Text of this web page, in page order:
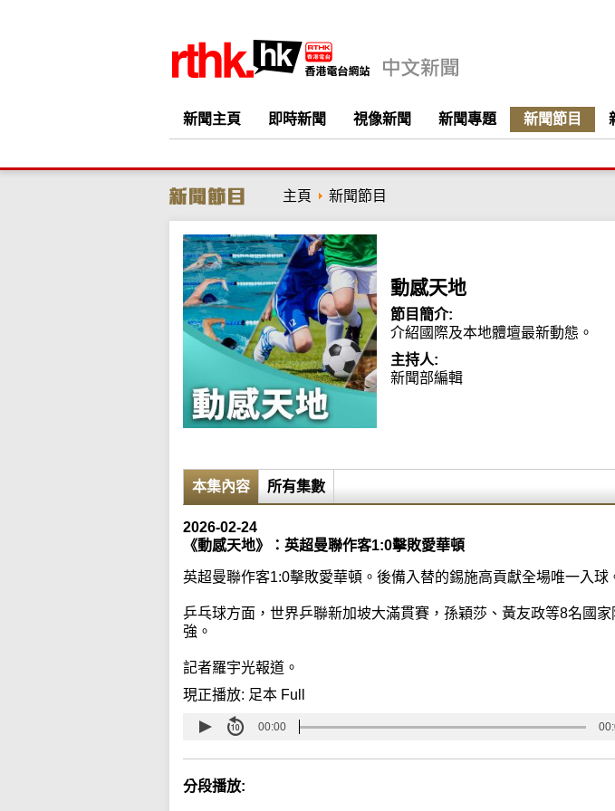
新聞主頁 即時新聞 視像新聞 新聞專題 新聞節目
主頁 新聞節目
動感天地
節目簡介:
介紹國際及本地體壇最新動態。
主持人:
新聞部編輯
本集內容 所有集數
2026-02-24
《動感天地》：英超曼聯作客1:0擊敗愛華頓
英超曼聯作客1:0擊敗愛華頓。後備入替的錫施高貢獻全場唯一入球
乒乓球方面，世界乒聯新加坡大滿貫賽，孫穎莎、黃友政等8名國
強。
記者羅宇光報道。
現正播放: 足本 Full
00:00
分段播放: